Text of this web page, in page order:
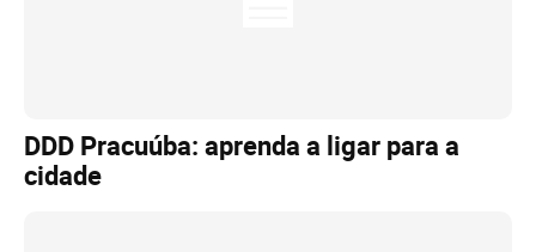
DDD Pracuúba: aprenda a ligar para a
cidade